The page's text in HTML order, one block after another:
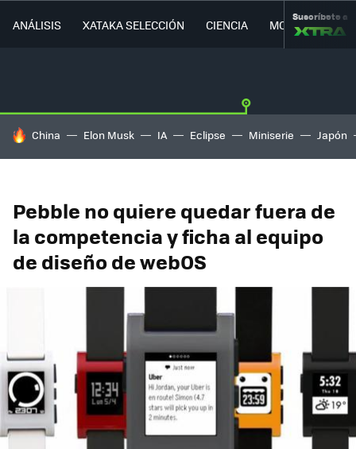
ANÁLISIS XATAKA SELECCIÓN CIENCIA MOVILIDAD
Suscríbete a
HOY SE HABLA DE
China Elon Musk IA Eclipse Miniserie Japón
Pebble no quiere quedar fuera de
la competencia y ficha al equipo
de diseño de webOS